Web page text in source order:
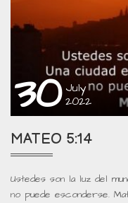
30 July
2022
MATEO 5:14
Ustedes son la luz del
no puede esconderse.